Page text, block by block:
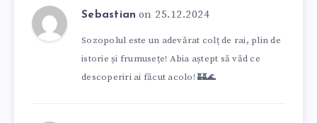
Sebastian on 25.12.2024
Sozopolul este un adevărat colț de rai, plin de
istorie și frumusețe! Abia aștept să văd ce
descoperiri ai făcut acolo! 🏰🌊